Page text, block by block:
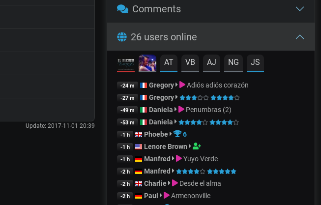
Update: 2017-11-01 20:39
Comments
26 users online
AT VB AJ NG JS
-24 m Gregory Adiós adiós corazón
-27 m Gregory
-49 m Daniela Penumbras (2)
-53 m Daniela
-1 h Phoebe 6
-1 h Lenore Brown
-1 h Manfred Yuyo Verde
-2 h Manfred
-2 h Charlie Desde el alma
-2 h Paul Armenonville